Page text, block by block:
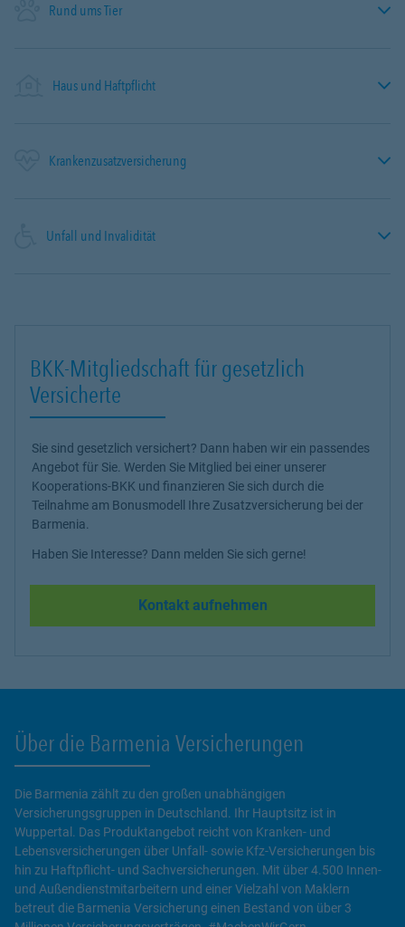
Rund ums Tier
Haus und Haftpflicht
Krankenzusatzversicherung
Unfall und Invalidität
BKK-Mitgliedschaft für gesetzlich
Versicherte
Sie sind gesetzlich versichert? Dann haben wir ein passendes
Angebot für Sie. Werden Sie Mitglied bei einer unserer
Kooperations-BKK und finanzieren Sie sich durch die
Teilnahme am Bonusmodell Ihre Zusatzversicherung bei der
Barmenia.
Haben Sie Interesse? Dann melden Sie sich gerne!
Kontakt aufnehmen
Über die Barmenia Versicherungen
Die Barmenia zählt zu den großen unabhängigen
Versicherungsgruppen in Deutschland. Ihr Hauptsitz ist in
Wuppertal. Das Produktangebot reicht von Kranken- und
Lebensversicherungen über Unfall- sowie Kfz-Versicherungen bis
hin zu Haftpflicht- und Sachversicherungen. Mit über 4.500 Innen-
und Außendienstmitarbeitern und einer Vielzahl von Maklern
betreut die Barmenia Versicherung einen Bestand von über 3